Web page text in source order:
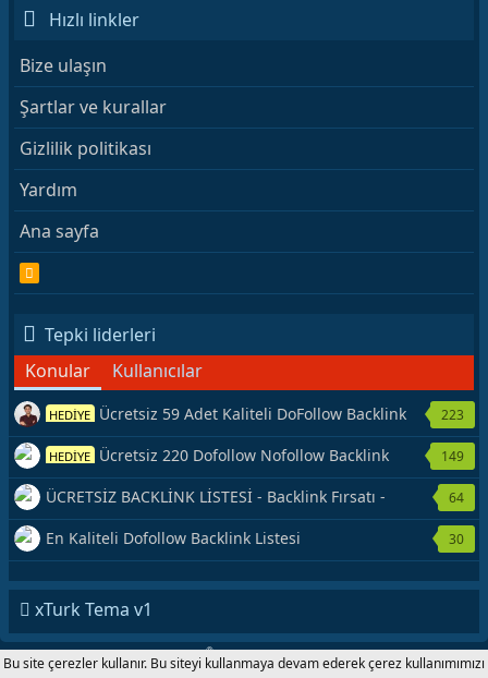
Hızlı linkler
Bize ulaşın
Şartlar ve kurallar
Gizlilik politikası
Yardım
Ana sayfa
S
Tepki liderleri
Konular
Kullanıcılar
HEDİYE Ücretsiz 59 Adet Kaliteli DoFollow Backlink
Kaynağı Veriyorum.
223
HEDİYE Ücretsiz 220 Dofollow Nofollow Backlink
Veriyorum
149
ÜCRETSİZ BACKLİNK LİSTESİ - Backlink Fırsatı -
Hemen Yetiş!
64
En Kaliteli Dofollow Backlink Listesi 30
xTurk Tema v1
Forum software by XenForo® © 2010-2020 XenForo Ltd.|Add-Onsby
xenMade.com xTurk.com 2001-2020 © Copyright All Rights Reserved.
Bu site çerezler kullanır. Bu siteyi kullanmaya devam ederek çerez kullanımımızı